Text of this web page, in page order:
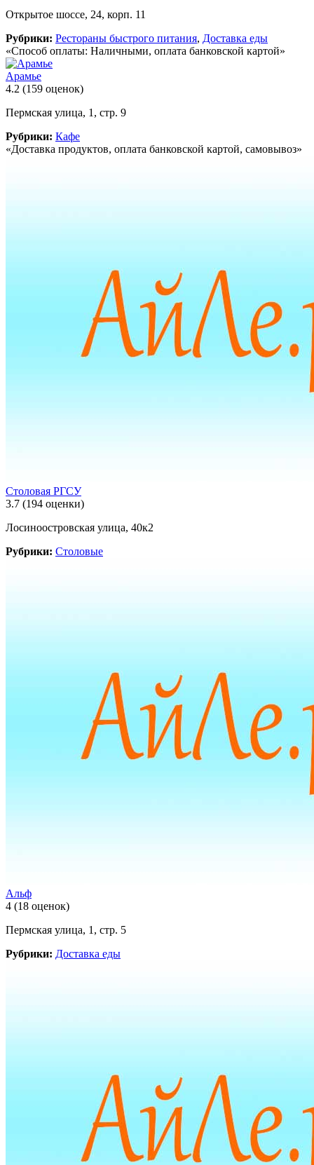
Открытое шоссе, 24, корп. 11
Рубрики: Рестораны быстрого питания, Доставка еды
«Способ оплаты: Наличными, оплата банковской картой»
Арамье
4.2 (159 оценок)
Пермская улица, 1, стр. 9
Рубрики: Кафе
«Доставка продуктов, оплата банковской картой, самовывоз»
Столовая РГСУ
3.7 (194 оценки)
Лосиноостровская улица, 40к2
Рубрики: Столовые
Альф
4 (18 оценок)
Пермская улица, 1, стр. 5
Рубрики: Доставка еды